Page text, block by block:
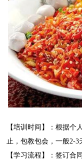
【培训时间】：根据个
止，包教包会，一般2-3
【学习流程】：签订合